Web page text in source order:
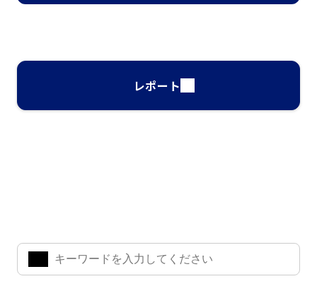
レポート